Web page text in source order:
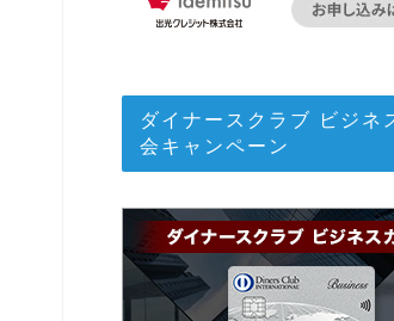
ダイナースクラブ ビジネ
会キャンペーン